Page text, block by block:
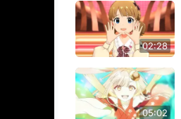
02:28
05:02